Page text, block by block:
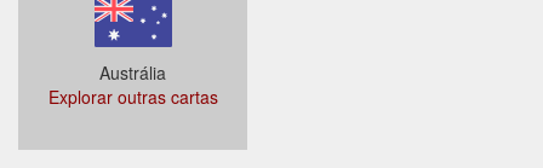
Austrália
Explorar outras cartas